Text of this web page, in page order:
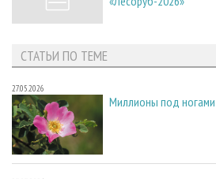
СТАТЬИ ПО ТЕМЕ
27.05.2026
Миллионы под ногами